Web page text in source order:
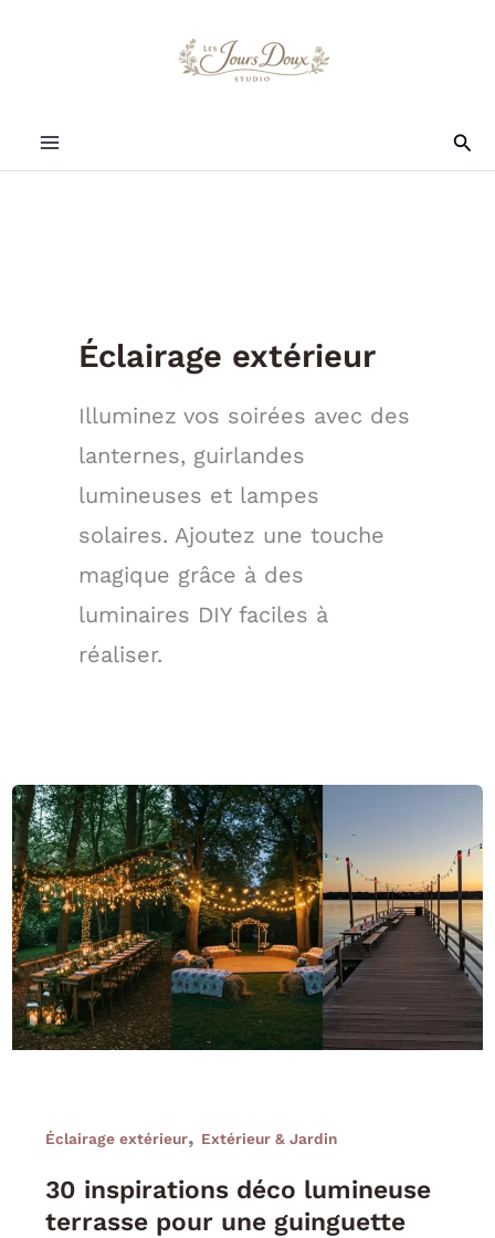
Éclairage extérieur
Illuminez vos soirées avec des
lanternes, guirlandes
lumineuses et lampes
solaires. Ajoutez une touche
magique grâce à des
luminaires DIY faciles à
réaliser.
Éclairage extérieur, Extérieur & Jardin
30 inspirations déco lumineuse
terrasse pour une guinguette